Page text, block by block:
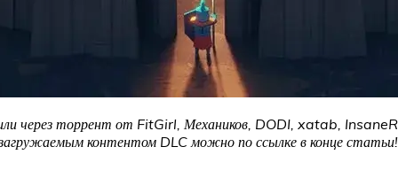
торрент от FitGirl, Механиков, DODI, xatab,
контентом DLC можно по ссылке в конце статьи!